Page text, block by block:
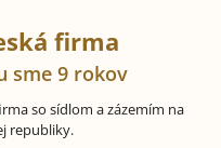
firma
sme 9 rokov
so sídlom a zázemím na
republiky.